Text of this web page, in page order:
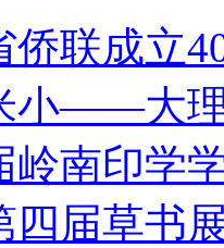
侨联成立
小——大
岭南印学
四届草书